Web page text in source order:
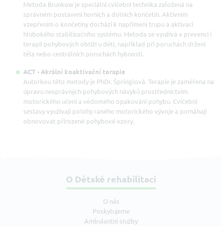
Metoda Brunkow je speciální cvičební technika založená na
správném postavení horních a dolních končetin. Aktivním
vzepřením o končetiny dochází k napřímení trupu a aktivaci
hlubokého stabilizačního systému. Metoda se využívá v prevenci i
terapii pohybových obtíží u dětí, například při poruchách držení
těla nebo centrálních poruchách hybnosti.
ACT - Akrální koaktivační terapie
Autorkou této metody je PhDr. Špringlová. Terapie je zaměřena na
úpravu nesprávných pohybových návyků prostřednictvím
motorického učení a vědomého opakování pohybu. Cvičební
sestavy využívají polohy raného motorického vývoje a pomáhají
obnovovat přirozené pohybové vzory.
O Dětské rehabilitaci
O nás
Poskytujeme
Ambulantní služby